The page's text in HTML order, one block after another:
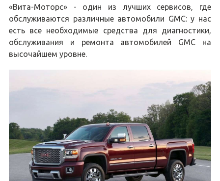
«Вита-Моторс» - один из лучших сервисов, где
обслуживаются различные автомобили GMC: у нас
есть все необходимые средства для диагностики,
обслуживания и ремонта автомобилей GMC на
высочайшем уровне.